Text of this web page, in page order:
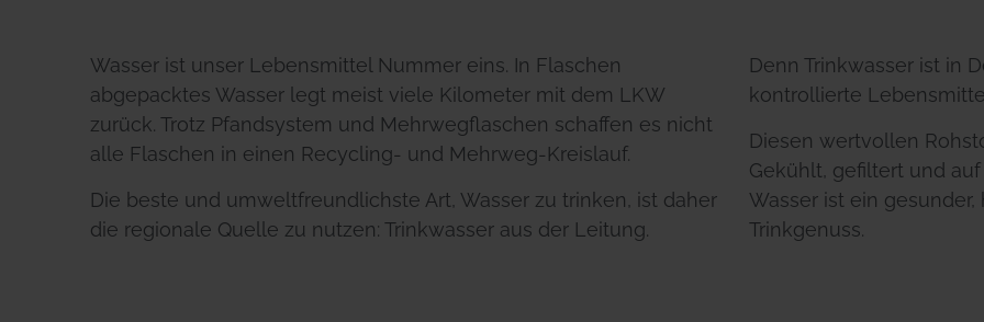
Wasser ist unser Lebensmittel Nummer eins. In Flaschen
abgepacktes Wasser legt meist viele Kilometer mit dem LKW
zurück. Trotz Pfandsystem und Mehrwegflaschen schaffen es nicht
alle Flaschen in einen Recycling- und Mehrweg-Kreislauf.
Die beste und umweltfreundlichste Art, Wasser zu trinken, ist daher
die regionale Quelle zu nutzen: Trinkwasser aus der Leitung.
Denn Trinkwasser ist in
kontrollierte
Diesen wertvollen
Gekühlt, gefiltert und
Wasser ist ein
Trinkgenuss.